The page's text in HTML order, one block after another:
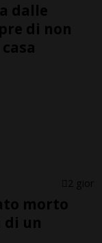
dalle
di non
2 gior
morto
di un